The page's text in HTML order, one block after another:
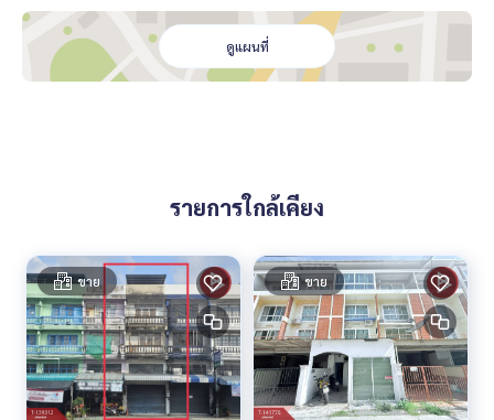
กธนาคาร**
**พร้อมอัตราดอกเบี้ยพิเศษ และ วงเงินสูงสุด 90-100% ของราคา
ประเมิน**
02-047-4282
สนใจดูทรัพย์อื่นๆ เพิ่มเติม มากกว่า 3,000 รายการ
www.tb.co.th
The Best Property Agent CO,.LTD. ผู้นำด้านธุรกิจนายหน้า ตัวแ
ทนอสังหาริมทรัพย์ครบวงจร ด้วยความเป็นมืออาชีพ ใช้เทคโนโล
ยี และ นวัตกรรมที่สร้างสรรค์ เพื่อส่งมอบบริการที่ดีที่สุดเพื่อคุณ ใ
ห้บริการด้าน ซื้อ ขาย เช่า อสังหาริมทรัพย์
ดูแผนที่
รายการใกล้เคียง
ขาย ขาย